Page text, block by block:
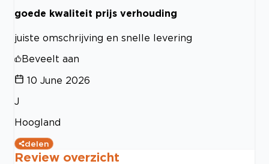
goede kwaliteit prijs verhouding
juiste omschrijving en snelle levering
Beveelt aan
10 June 2026
J
Hoogland
delen
Review overzicht